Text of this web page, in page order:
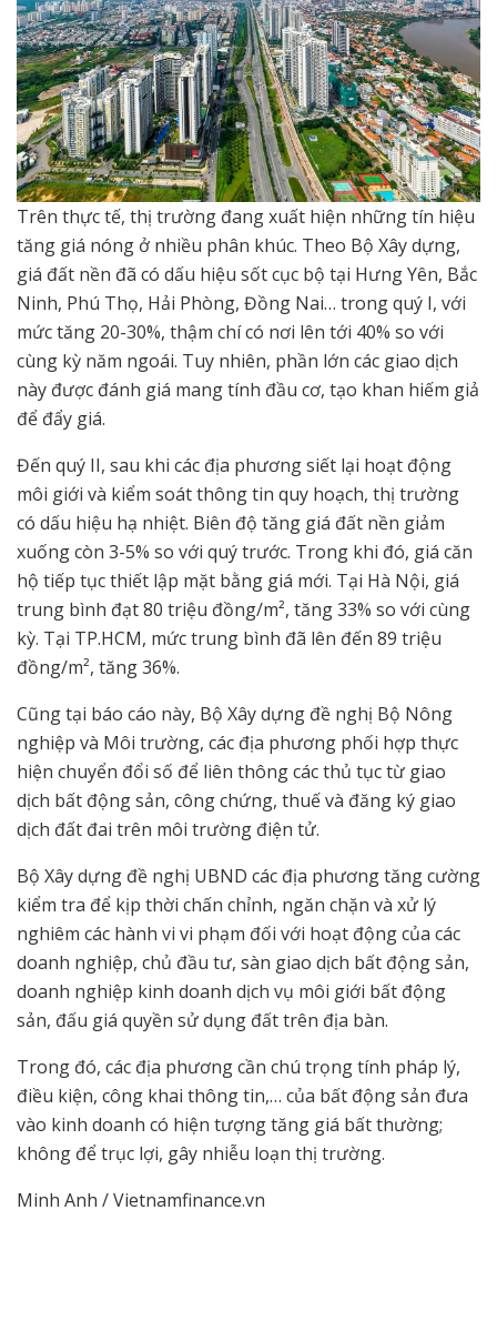
Trên thực tế, thị trường đang xuất hiện những tín hiệu
tăng giá nóng ở nhiều phân khúc. Theo Bộ Xây dựng,
giá đất nền đã có dấu hiệu sốt cục bộ tại Hưng Yên, Bắc
Ninh, Phú Thọ, Hải Phòng, Đồng Nai… trong quý I, với
mức tăng 20-30%, thậm chí có nơi lên tới 40% so với
cùng kỳ năm ngoái. Tuy nhiên, phần lớn các giao dịch
này được đánh giá mang tính đầu cơ, tạo khan hiếm giả
để đẩy giá.
Đến quý II, sau khi các địa phương siết lại hoạt động
môi giới và kiểm soát thông tin quy hoạch, thị trường
có dấu hiệu hạ nhiệt. Biên độ tăng giá đất nền giảm
xuống còn 3-5% so với quý trước. Trong khi đó, giá căn
hộ tiếp tục thiết lập mặt bằng giá mới. Tại Hà Nội, giá
trung bình đạt 80 triệu đồng/m², tăng 33% so với cùng
kỳ. Tại TP.HCM, mức trung bình đã lên đến 89 triệu
đồng/m², tăng 36%.
Cũng tại báo cáo này, Bộ Xây dựng đề nghị Bộ Nông
nghiệp và Môi trường, các địa phương phối hợp thực
hiện chuyển đổi số để liên thông các thủ tục từ giao
dịch bất động sản, công chứng, thuế và đăng ký giao
dịch đất đai trên môi trường điện tử.
Bộ Xây dựng đề nghị UBND các địa phương tăng cường
kiểm tra để kịp thời chấn chỉnh, ngăn chặn và xử lý
nghiêm các hành vi vi phạm đối với hoạt động của các
doanh nghiệp, chủ đầu tư, sàn giao dịch bất động sản,
doanh nghiệp kinh doanh dịch vụ môi giới bất động
sản, đấu giá quyền sử dụng đất trên địa bàn.
Trong đó, các địa phương cần chú trọng tính pháp lý,
điều kiện, công khai thông tin,… của bất động sản đưa
vào kinh doanh có hiện tượng tăng giá bất thường;
không để trục lợi, gây nhiễu loạn thị trường.
Minh Anh / Vietnamfinance.vn